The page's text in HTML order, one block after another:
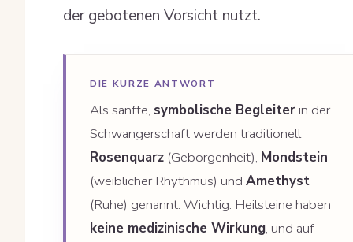
der gebotenen Vorsicht nutzt.
DIE KURZE ANTWORT
Als sanfte, symbolische Begleiter in der
Schwangerschaft werden traditionell
Rosenquarz (Geborgenheit), Mondstein
(weiblicher Rhythmus) und Amethyst
(Ruhe) genannt. Wichtig: Heilsteine haben
keine medizinische Wirkung, und auf